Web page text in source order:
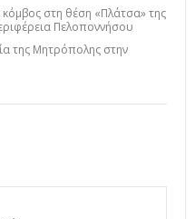
κόμβος στη θέση «Πλάτσα» της
Πελοποννήσου
της Μητρόπολης στην